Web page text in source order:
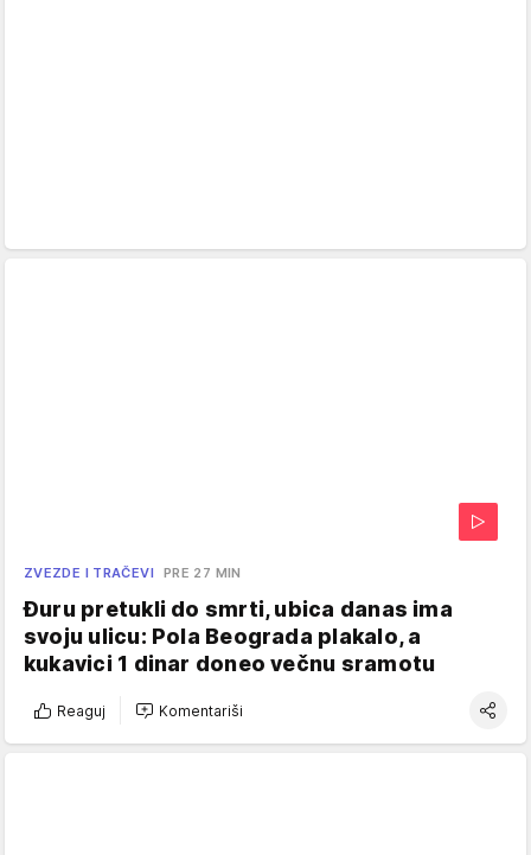
ZVEZDE I TRAČEVI PRE 27 MIN
Đuru pretukli do smrti, ubica danas ima
svoju ulicu: Pola Beograda plakalo, a
kukavici 1 dinar doneo večnu sramotu
Reaguj Komentariši